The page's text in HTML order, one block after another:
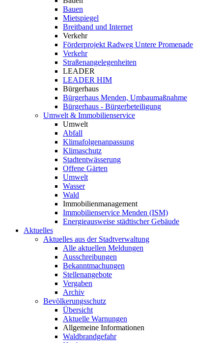
Bauen
Mietspiegel
Breitband und Internet
Verkehr
Förderprojekt Radweg Untere Promenade
Verkehr
Straßenangelegenheiten
LEADER
LEADER HIM
Bürgerhaus
Bürgerhaus Menden, Umbaumaßnahme
Bürgerhaus - Bürgerbeteiligung
Umwelt & Immobilienservice
Umwelt
Abfall
Klimafolgenanpassung
Klimaschutz
Stadtentwässerung
Offene Gärten
Umwelt
Wasser
Wald
Immobilienmanagement
Immobilienservice Menden (ISM)
Energieausweise städtischer Gebäude
Aktuelles
Aktuelles aus der Stadtverwaltung
Alle aktuellen Meldungen
Ausschreibungen
Bekanntmachungen
Stellenangebote
Vergaben
Archiv
Bevölkerungsschutz
Übersicht
Aktuelle Warnungen
Allgemeine Informationen
Waldbrandgefahr